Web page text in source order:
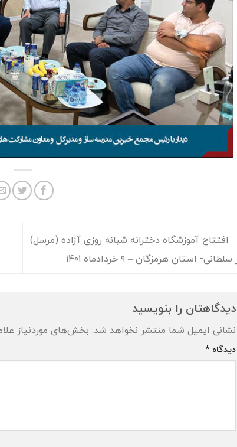
افتتاح آموزشگاه دخترانه شبانه روزی آزاده (مرسل)
استان هرمزگان – ۹ خردادماه ۱۴۰۱
دیدگاهتان را بنویسید
نشانی ایمیل شما منتشر نخواهد شد. بخش‌های موردنیاز
دیدگاه*